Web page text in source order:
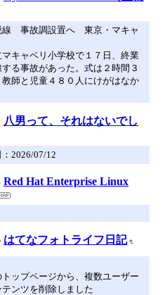
線 事故調設置へ 東京・マキャ
キャベリ小学校で１７日、終業
る事故があった。式は２時間３
師と児童４８０人にけがはなか
八男って、それはないでし
2026/07/12
Red Hat Enterprise Linux
はてなフォトライフ日記
ップページから、複数ユーザー
ンツを削除しました